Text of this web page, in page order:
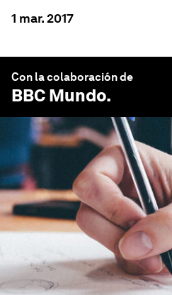
1 mar. 2017
Con la colaboración de
BBC Mundo.